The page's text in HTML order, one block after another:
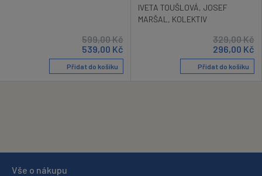
599,00Kč
539,00 Kč
Přidat do košíku
IVETA TOUŠLOVÁ, JOSEF
MARŠAL, KOLEKTIV
329,00Kč
296,00 Kč
Přidat do košíku
Vše o nákupu